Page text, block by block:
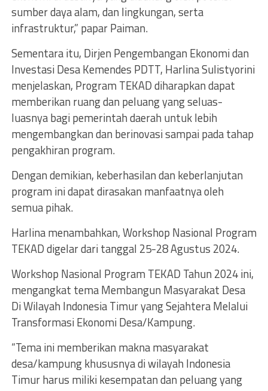
sumber daya alam, dan lingkungan, serta
infrastruktur,” papar Paiman.
Sementara itu, Dirjen Pengembangan Ekonomi dan
Investasi Desa Kemendes PDTT, Harlina Sulistyorini
menjelaskan, Program TEKAD diharapkan dapat
memberikan ruang dan peluang yang seluas-
luasnya bagi pemerintah daerah untuk lebih
mengembangkan dan berinovasi sampai pada tahap
pengakhiran program.
Dengan demikian, keberhasilan dan keberlanjutan
program ini dapat dirasakan manfaatnya oleh
semua pihak.
Harlina menambahkan, Workshop Nasional Program
TEKAD digelar dari tanggal 25-28 Agustus 2024.
Workshop Nasional Program TEKAD Tahun 2024 ini,
mengangkat tema Membangun Masyarakat Desa
Di Wilayah Indonesia Timur yang Sejahtera Melalui
Transformasi Ekonomi Desa/Kampung.
“Tema ini memberikan makna masyarakat
desa/kampung khususnya di wilayah Indonesia
Timur harus miliki kesempatan dan peluang yang